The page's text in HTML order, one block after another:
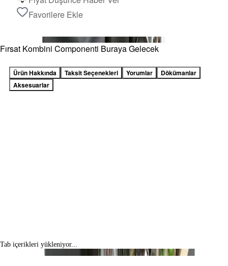
Favorilere Ekle
Fırsat Kombini Componenti Buraya Gelecek
Ürün Hakkında Taksit Seçenekleri Yorumlar
Dökümanlar
Aksesuarlar
Tab içerikleri yükleniyor...